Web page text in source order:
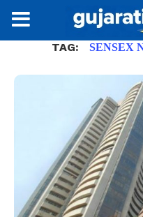
TAG: SENSEX